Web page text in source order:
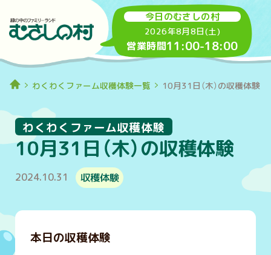
今日のむさしの村
2026年8月8日(土)
営業時間11:00-18:00
わくわくファーム収穫体験一覧 10月31日（木）の収穫体験
10月31日（木）の収穫体験
わくわくファーム収穫体験
2024.10.31 収穫体験
本日の収穫体験